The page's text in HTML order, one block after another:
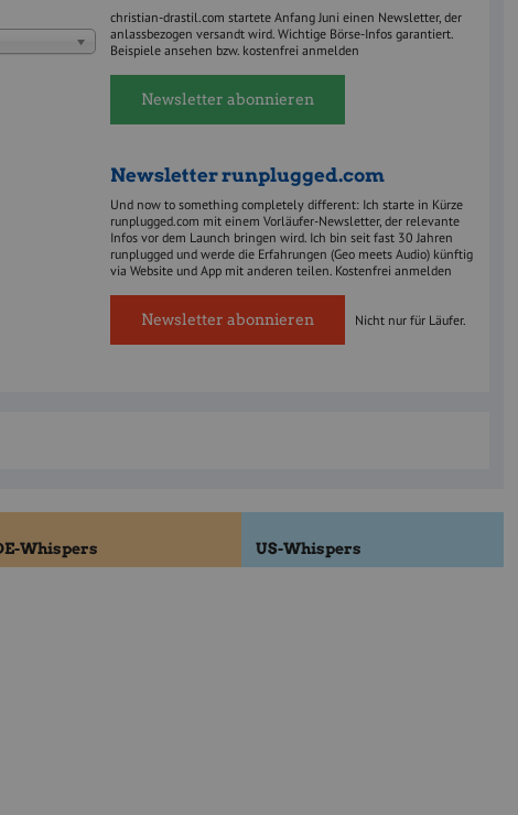
christian-drastil.com startete Anfang Juni einen Newsletter, der
anlassbezogen versandt wird. Wichtige Börse-Infos garantiert.
Beispiele ansehen bzw. kostenfrei anmelden
Newsletter abonnieren
Newsletterrunplugged.com
Und now to something completely different: Ich starte in Kürze
runplugged.com mit einem Vorläufer-Newsletter, der relevante
Infos vor dem Launch bringen wird. Ich bin seit fast 30 Jahren
runplugged und werde die Erfahrungen (Geo meets Audio) künftig
via Website und App mit anderen teilen. Kostenfrei anmelden
Newsletter abonnieren Nicht nur für Läufer.
Whispers US-Whispers